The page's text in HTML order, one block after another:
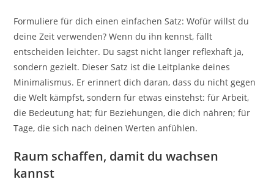
Formuliere für dich einen einfachen Satz: Wofür willst du
deine Zeit verwenden? Wenn du ihn kennst, fällt
entscheiden leichter. Du sagst nicht länger reflexhaft ja,
sondern gezielt. Dieser Satz ist die Leitplanke deines
Minimalismus. Er erinnert dich daran, dass du nicht gegen
die Welt kämpfst, sondern für etwas einstehst: für Arbeit,
die Bedeutung hat; für Beziehungen, die dich nähren; für
Tage, die sich nach deinen Werten anfühlen.
Raum schaffen, damit du wachsen
kannst